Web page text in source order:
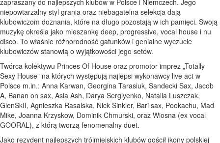
zapraszany do najlepszych klubów w Polsce i Niemczech. Jego
niepowtarzalny styl grania oraz niebagatelna selekcja dają
klubowiczom doznania, które na długo pozostają w ich pamięci. Swoją
muzykę określa jako mieszankę deep, progressive, vocal house i nu
disco. To właśnie różnorodność gatunków i genialne wyczucie
klubowiczów stanowią o wyjątkowości jego setów.
Twórca kolektywu Princes Of House oraz promotor imprez „Totally
Sexy House” na których występują najlepsi wykonawcy live act w
Polsce m.in.: Anna Karwan, Georgina Tarasiuk, Sandecki Sax, Jacob
A, Banan on sax, Asia Ash, Darya Sergiyenko, Natalia Luszczak,
GlenSkII, Agnieszka Rasalska, Nick Sinkler, Bari sax, Pookachu, Mad
Mike, Joanna Krzyskow, Dominik Chmurski, oraz Wiosna (ex vocal
GOORAL), z którą tworzą fenomenalny duet.
Jako rezydent najlepszych trójmiejskich klubów gościł ikony polskiej